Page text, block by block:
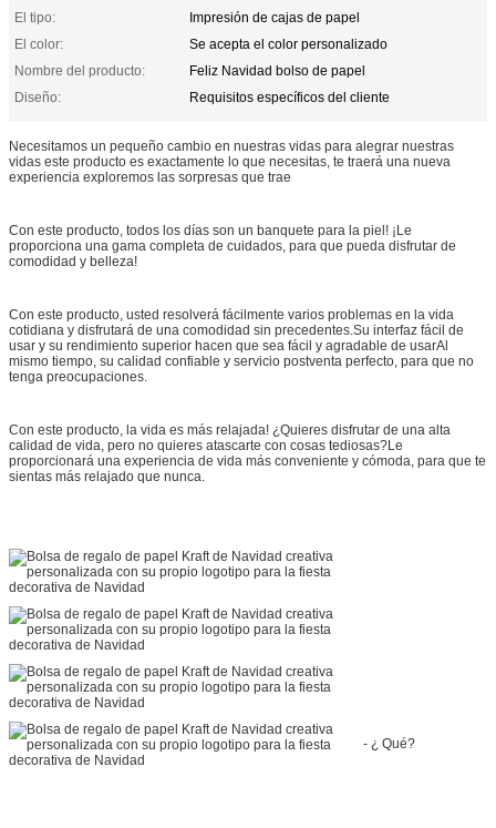
El tipo:
Impresión de cajas de papel
El color:
Se acepta el color personalizado
Nombre del producto:
Feliz Navidad bolso de papel
Diseño:
Requisitos específicos del cliente
Necesitamos un pequeño cambio en nuestras vidas para alegrar nuestras
vidas este producto es exactamente lo que necesitas, te traerá una nueva
experiencia exploremos las sorpresas que trae
Con este producto, todos los días son un banquete para la piel! ¡Le
proporciona una gama completa de cuidados, para que pueda disfrutar de
comodidad y belleza!
Con este producto, usted resolverá fácilmente varios problemas en la vida
cotidiana y disfrutará de una comodidad sin precedentes.Su interfaz fácil de
usar y su rendimiento superior hacen que sea fácil y agradable de usarAl
mismo tiempo, su calidad confiable y servicio postventa perfecto, para que no
tenga preocupaciones.
Con este producto, la vida es más relajada! ¿Quieres disfrutar de una alta
calidad de vida, pero no quieres atascarte con cosas tediosas?Le
proporcionará una experiencia de vida más conveniente y cómoda, para que te
sientas más relajado que nunca.
- ¿ Qué?